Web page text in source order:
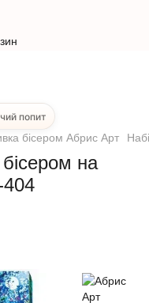
попит
бісером Абрис Арт
на